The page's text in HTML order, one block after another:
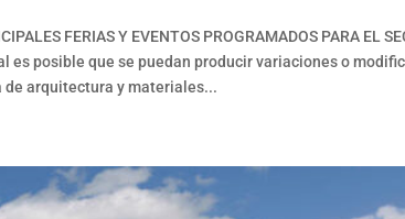
FERIAS Y EVENTOS PROGRAMADOS PARA EL
es posible que se puedan producir variaciones o
de arquitectura y materiales...